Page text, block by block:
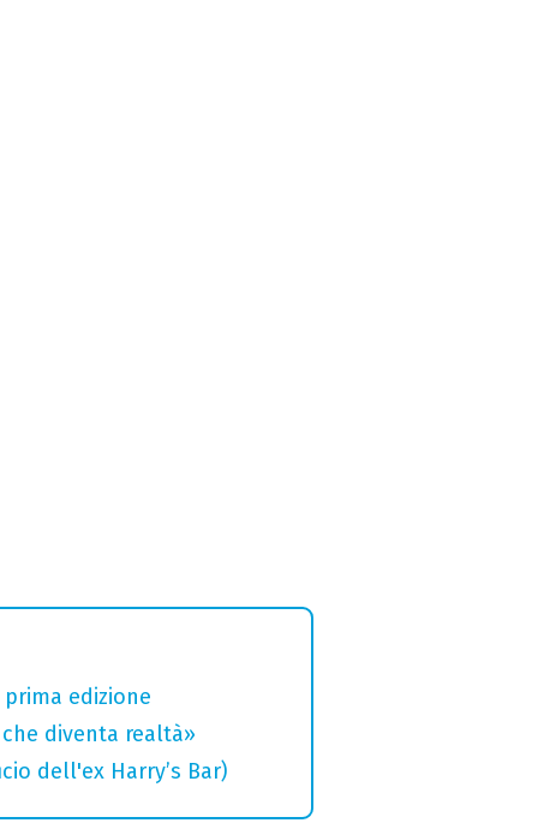
edizione
diventa realtà»
dell'ex Harry’s Bar)